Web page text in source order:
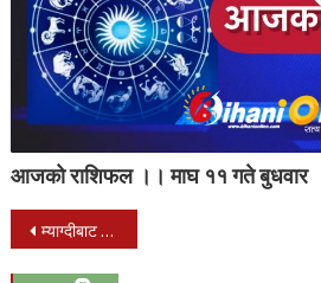
आजको राशिफल ।। माघ ११ गते बुधवार
Post
म्याग्दीबाट रू. २० करोडको सुन्तला निकासी